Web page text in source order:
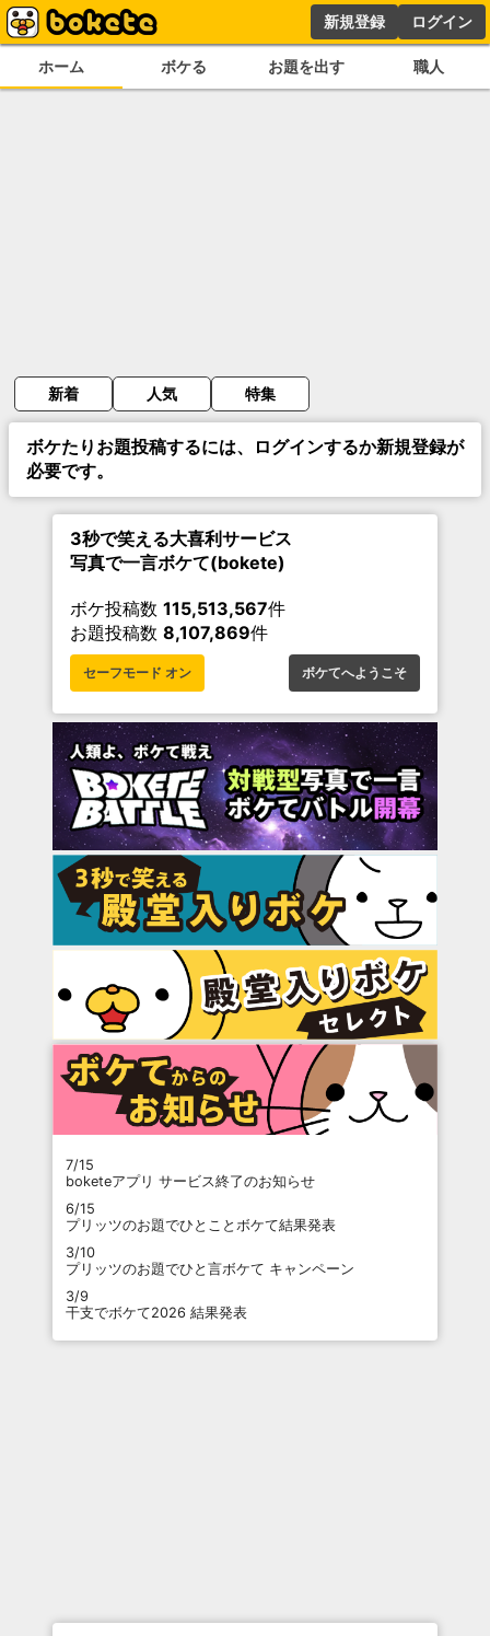
新規登録 ログイン
ホーム ボケる お題を出す 職人
新着 人気 特集
ボケたりお題投稿するには、ログインするか新規登録が
必要です。
3秒で笑える大喜利サービス
写真で一言ボケて(bokete)
ボケ投稿数 115,513,567件
お題投稿数 8,107,869件
セーフモード オン ボケてへようこそ
7/15
boketeアプリ サービス終了のお知らせ
6/15
プリッツのお題でひとことボケて結果発表
3/10
プリッツのお題でひと言ボケて キャンペーン
3/9
干支でボケて2026 結果発表